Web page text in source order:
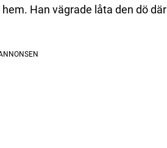
Han vägrade låta den dö där